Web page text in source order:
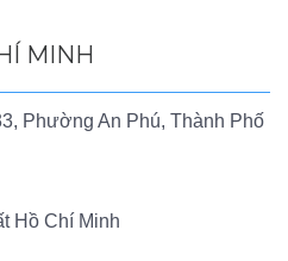
MINH
Phường An Phú, Thành Phố
Hồ Chí Minh